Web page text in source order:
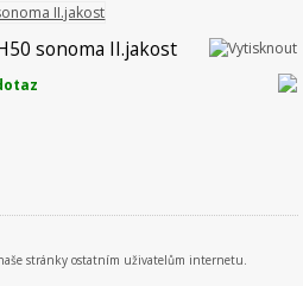
sonoma II.jakost
stránky ostatním uživatelům internetu.